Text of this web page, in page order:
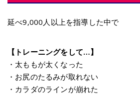
延べ9,000人以上を指導した中で
【トレーニングをして…】
・太ももが太くなった
・お尻のたるみが取れない
・カラダのラインが崩れた